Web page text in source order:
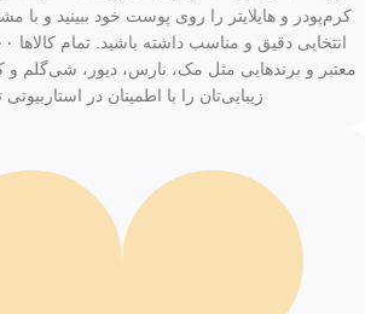
کرم‌پودر و هایلایتر را روی پوست خود ببینید و با
معتبر و برندهایی مثل مک، نارس، دیور، شی‌گلم
زیبایی‌تان را با اطمینان در استاربیوتی